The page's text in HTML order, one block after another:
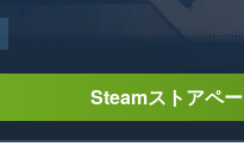
Steamストアペ